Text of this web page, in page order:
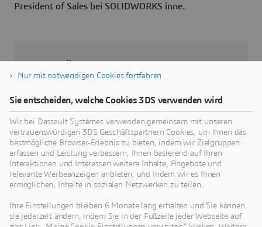
President of Sales bei SOLIDWORKS inne.
menschlichen Fortschritt. Seit 1981 ist das
Unternehmen führend in der Entwicklung
virtueller Technologien, die das reale Leben von
Verbrauchern, Patienten und Bürgern verbessern.
Mehr als 370.000 Kunden aller Größen und
Branchen arbeiten auf der 3DEXPERIENCE
plattform von Dassault Systèmes zusammen,
entwickeln Ideen und realisieren nachhaltige
Innovationen, die sich positiv auf das private und
Nur mit notwendigen Cookies fortfahren
Sie entscheiden, welche Cookies 3DS verwenden wird
Wir bei Dassault Systèmes verwenden gemeinsam mit unseren
vertrauenswürdigen 3DS Geschäftspartnern Cookies, um Ihnen das
bestmögliche Browser-Erlebnis zu bieten, indem wir Zielgruppen
erfassen und Leistung verbessern, Ihnen basierend auf Ihren
Interaktionen und Interessen weitere Inhalte, Angebote und
relevante Werbeanzeigen anbieten, und indem wir es Ihnen
ermöglichen, Inhalte in sozialen Netzwerken zu teilen.
Ihre Einstellungen bleiben 6 Monate lang erhalten und Sie können
sie jederzeit ändern, indem Sie in der Fußzeile jeder Webseite auf